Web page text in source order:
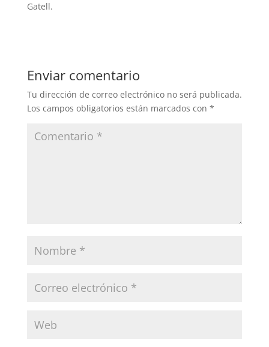
Gatell.
Enviar comentario
Tu dirección de correo electrónico no será publicada.
Los campos obligatorios están marcados con *